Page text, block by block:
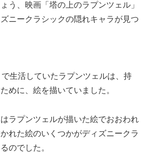
う、映画「塔の上のラプンツェル」
ニークラシックの隠れキャラが見つ
生活していたラプンツェルは、持
めに、絵を描いていました。
ラプンツェルが描いた絵でおおわれ
れた絵のいくつかがディズニークラ
のでした。